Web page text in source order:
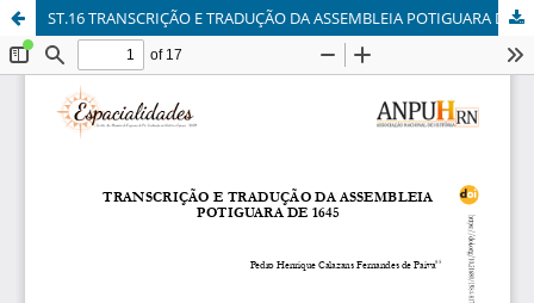
ST.16 TRANSCRIÇÃO E TRADUÇÃO DA ASSEMBLEIA POTIGUARA DE 1645